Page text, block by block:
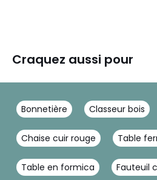
Craquez aussi pour
Bonnetière Classeur bois
Chaise cuir rouge Table
Table en formica Fauteuil